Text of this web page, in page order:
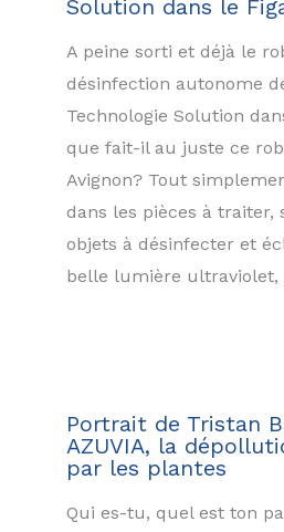
Solution dans le
A peine sorti et déjà le
désinfection autonome
Technologie Solution
que fait-il au juste ce
Avignon? Tout
dans les pièces à traiter,
objets à désinfecter et
belle lumière
Portrait de Tristan
AZUVIA, la
par les plantes
Qui es-tu, quel est ton